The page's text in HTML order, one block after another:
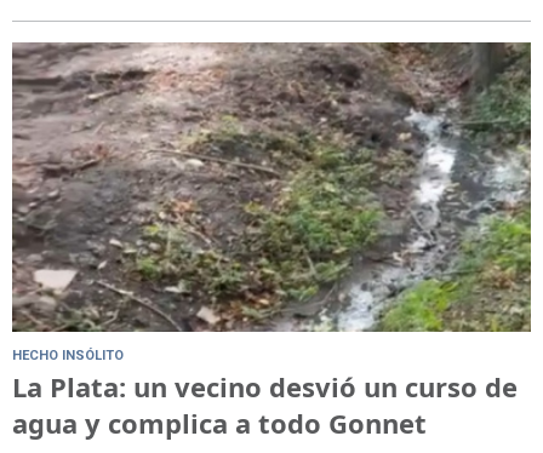
HECHO INSÓLITO
La Plata: un vecino desvió un curso de
agua y complica a todo Gonnet